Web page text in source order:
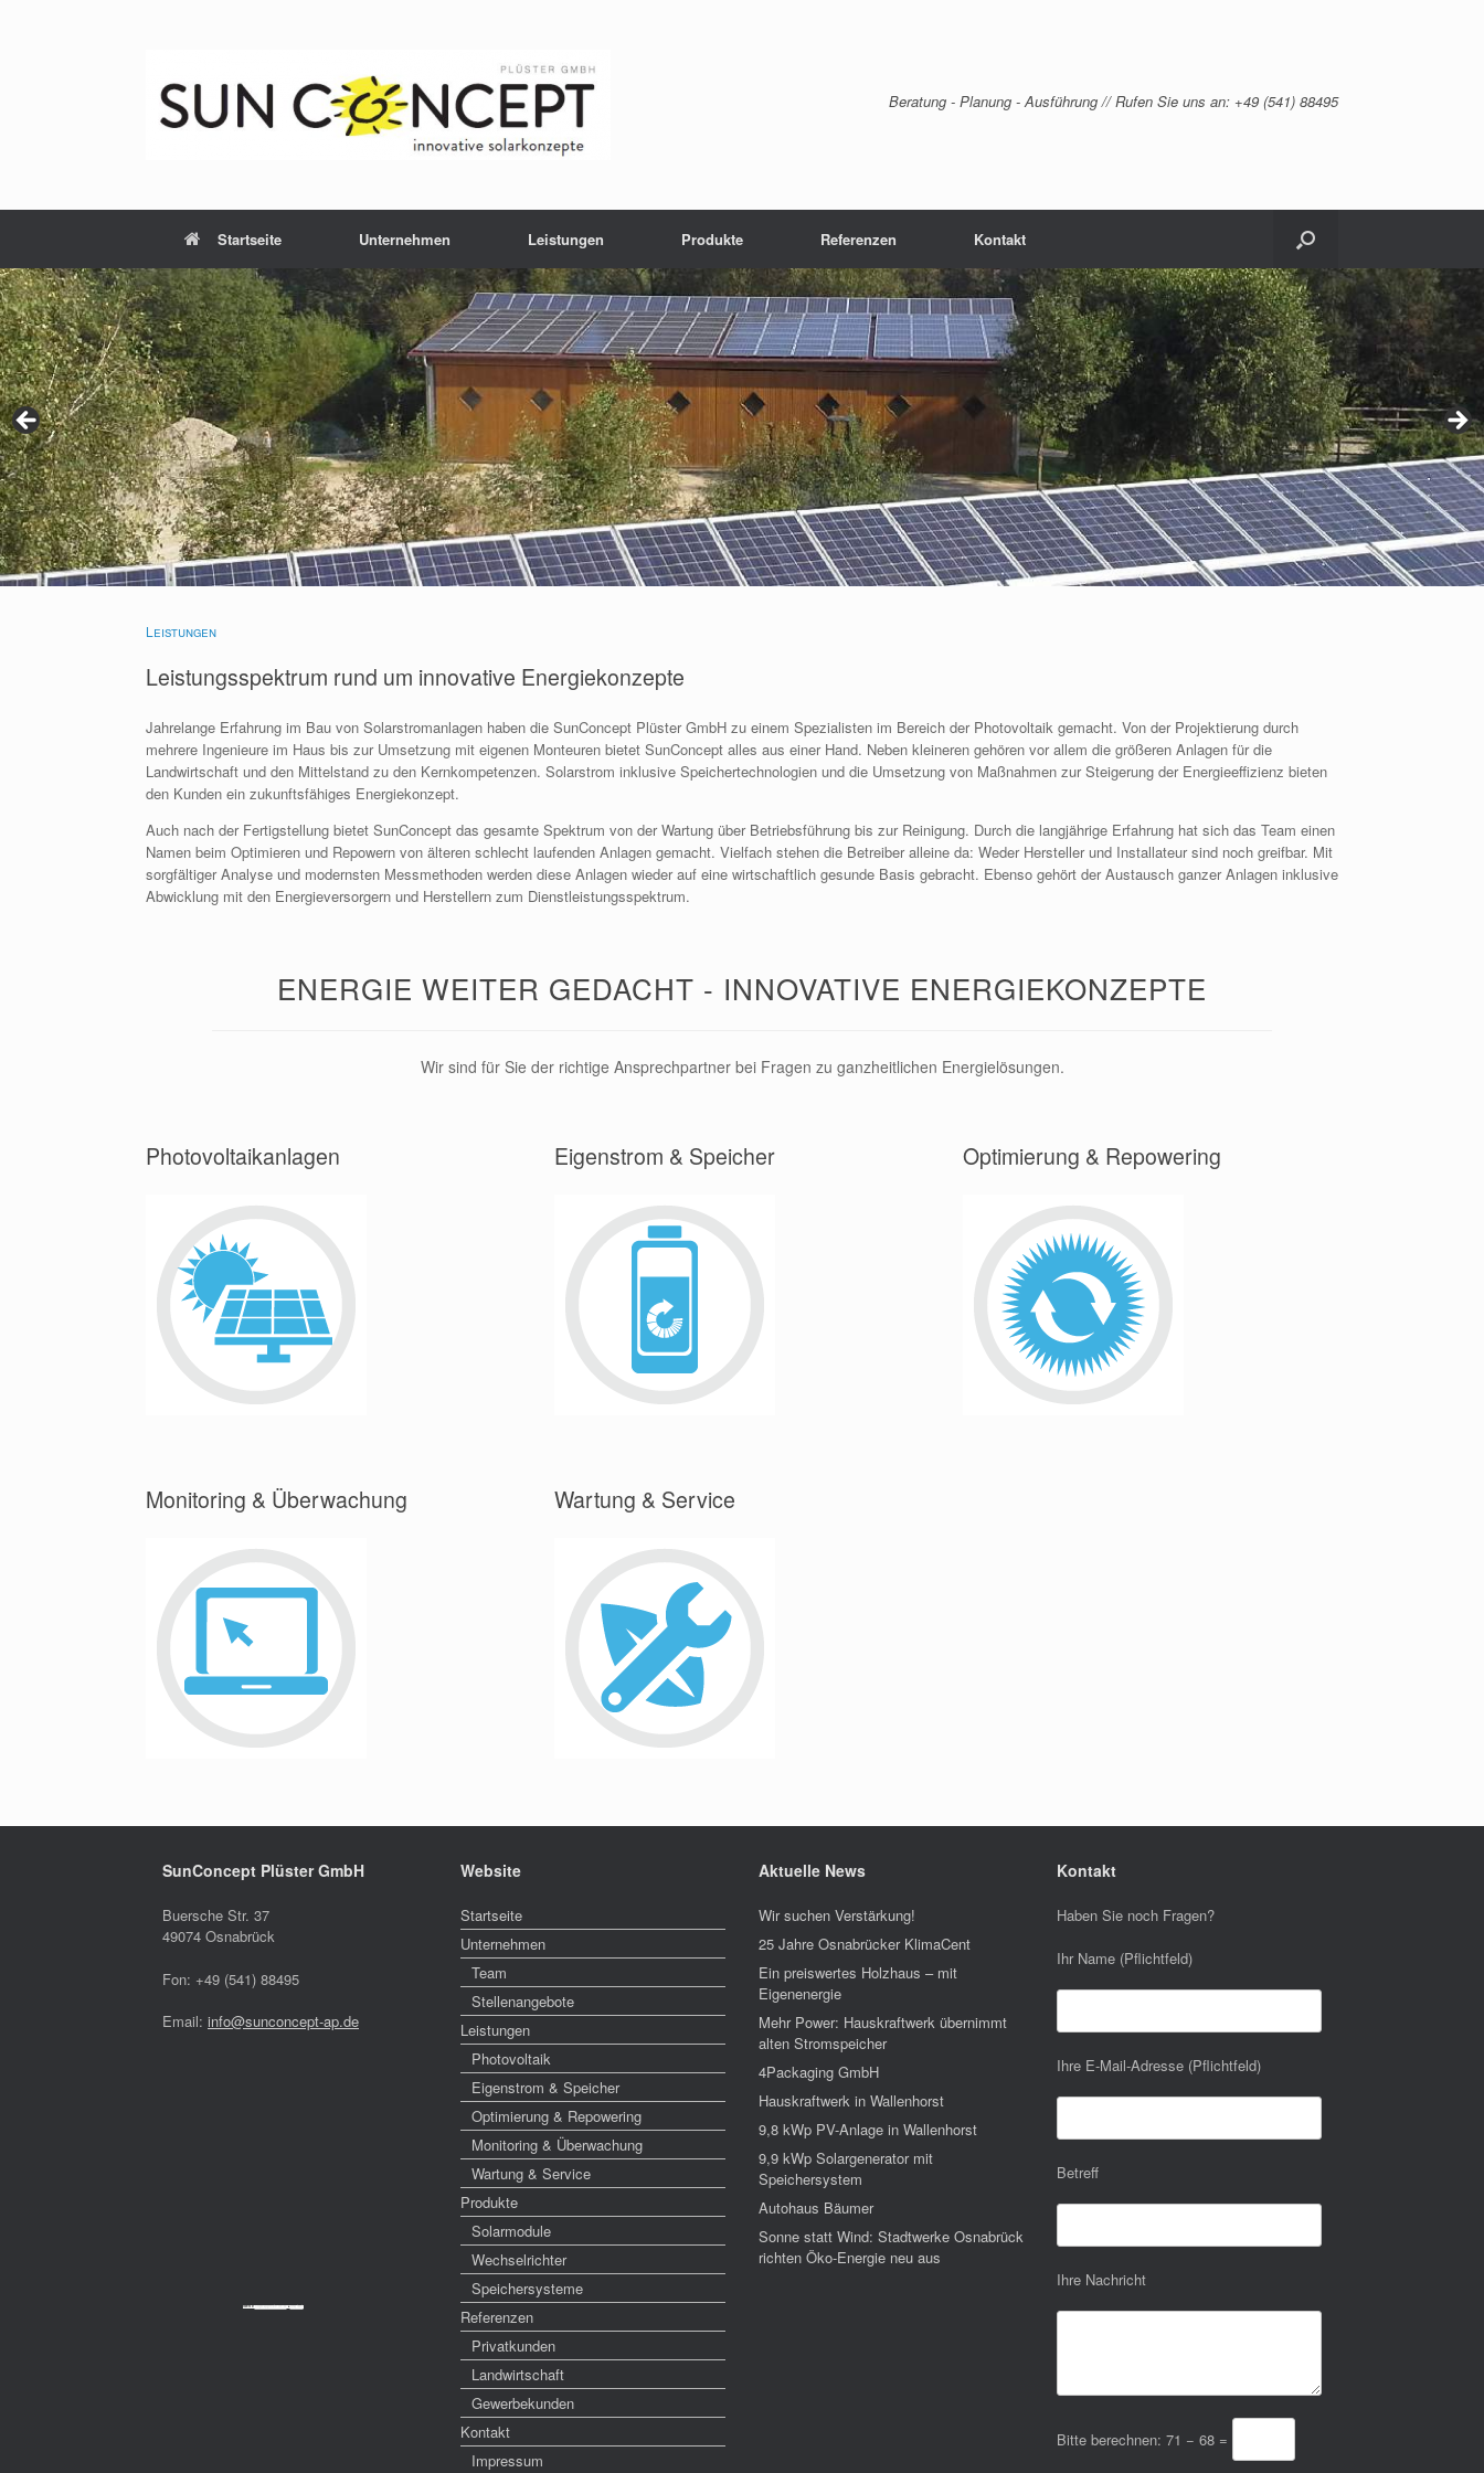
Beratung - Planung - Ausführung // Rufen Sie uns an: +49 (541) 88495
Startseite Unternehmen Leistungen Produkte Referenzen Kontakt
Leistungen
Leistungsspektrum rund um innovative Energiekonzepte
Jahrelange Erfahrung im Bau von Solarstromanlagen haben die SunConcept Plüster GmbH zu einem Spezialisten im Bereich der Photovoltaik gemacht. Von der Projektierung durch
mehrere Ingenieure im Haus bis zur Umsetzung mit eigenen Monteuren bietet SunConcept alles aus einer Hand. Neben kleineren gehören vor allem die größeren Anlagen für die
Landwirtschaft und den Mittelstand zu den Kernkompetenzen. Solarstrom inklusive Speichertechnologien und die Umsetzung von Maßnahmen zur Steigerung der Energieeffizienz bieten
den Kunden ein zukunftsfähiges Energiekonzept.
Auch nach der Fertigstellung bietet SunConcept das gesamte Spektrum von der Wartung über Betriebsführung bis zur Reinigung. Durch die langjährige Erfahrung hat sich das Team einen
Namen beim Optimieren und Repowern von älteren schlecht laufenden Anlagen gemacht. Vielfach stehen die Betreiber alleine da: Weder Hersteller und Installateur sind noch greifbar. Mit
sorgfältiger Analyse und modernsten Messmethoden werden diese Anlagen wieder auf eine wirtschaftlich gesunde Basis gebracht. Ebenso gehört der Austausch ganzer Anlagen inklusive
Abwicklung mit den Energieversorgern und Herstellern zum Dienstleistungsspektrum.
ENERGIE WEITER GEDACHT - INNOVATIVE ENERGIEKONZEPTE
Wir sind für Sie der richtige Ansprechpartner bei Fragen zu ganzheitlichen Energielösungen.
Photovoltaikanlagen Eigenstrom & Speicher Optimierung & Repowering
Monitoring & Überwachung Wartung & Service
SunConcept Plüster GmbH
Buersche Str. 37
49074 Osnabrück
Fon: +49 (541) 88495
Email: info@sunconcept-ap.de
Powered by &cheap tickets
Website
Startseite
Unternehmen
Team
Stellenangebote
Leistungen
Photovoltaik
Eigenstrom & Speicher
Optimierung & Repowering
Monitoring & Überwachung
Wartung & Service
Produkte
Solarmodule
Wechselrichter
Speichersysteme
Referenzen
Privatkunden
Landwirtschaft
Gewerbekunden
Kontakt
Impressum
Aktuelle News
Wir suchen Verstärkung!
25 Jahre Osnabrücker KlimaCent
Ein preiswertes Holzhaus – mit
Eigenenergie
Mehr Power: Hauskraftwerk übernimmt
alten Stromspeicher
4Packaging GmbH
Hauskraftwerk in Wallenhorst
9,8 kWp PV-Anlage in Wallenhorst
9,9 kWp Solargenerator mit
Speichersystem
Autohaus Bäumer
Sonne statt Wind: Stadtwerke Osnabrück
richten Öko-Energie neu aus
Kontakt
Haben Sie noch Fragen?
Ihr Name (Pflichtfeld)
Ihre E-Mail-Adresse (Pflichtfeld)
Betreff
Ihre Nachricht
Bitte berechnen: 71 − 68 =